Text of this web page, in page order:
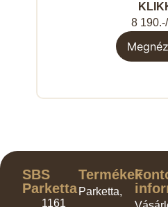
8 190.-/
SBS
Parketta
1161
Termékek
Parketta,